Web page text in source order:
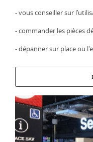
- vous conseiller sur
- commander les pièces
- dépanner sur place ou